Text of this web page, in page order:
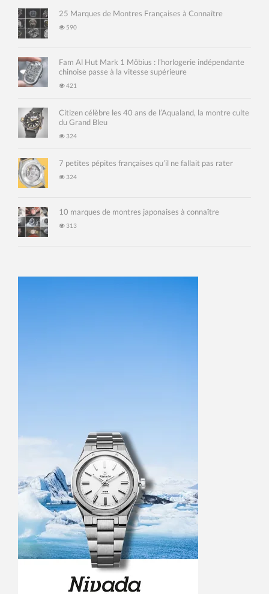
25 Marques de Montres Françaises à Connaître
590
Fam Al Hut Mark 1 Möbius : l’horlogerie indépendante
chinoise passe à la vitesse supérieure
421
Citizen célèbre les 40 ans de l’Aqualand, la montre culte
du Grand Bleu
324
7 petites pépites françaises qu’il ne fallait pas rater
324
10 marques de montres japonaises à connaître
313